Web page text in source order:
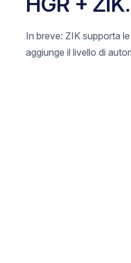
In breve: ZIK supporta
aggiunge il livello di